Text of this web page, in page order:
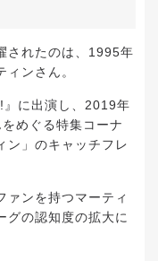
されたのは、1995年
ンさん。
』に出演し、2019年
めぐる特集コーナ
ン」のキャッチフレ
ァンを持つマーティ
グの認知度の拡大に